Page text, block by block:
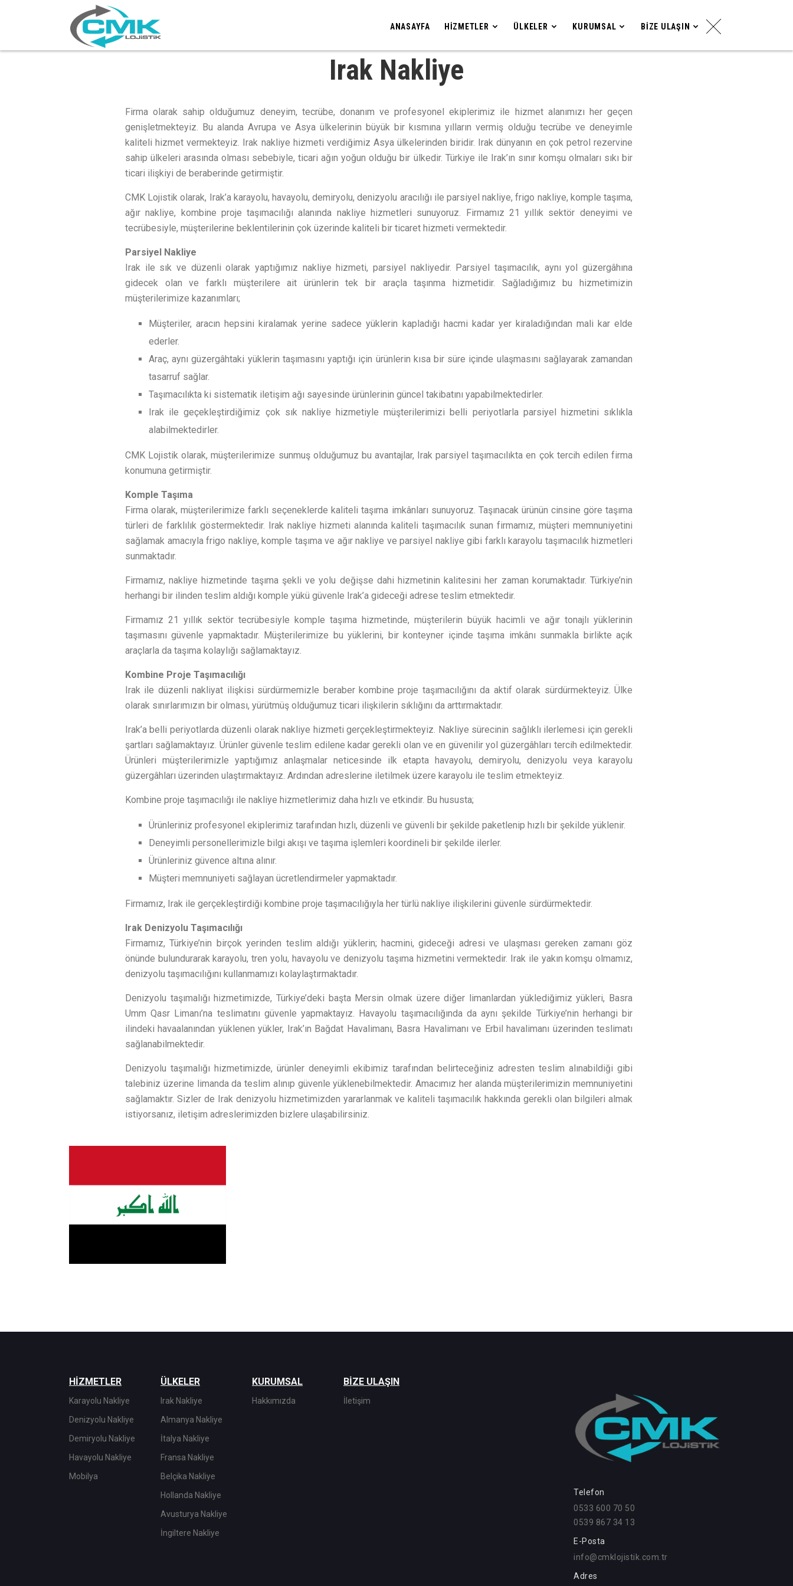
ANASAYFA HIZMETLER ÜLKELER KURUMSAL BIZE ULAŞIN
Irak Nakliye
Firma olarak sahip olduğumuz deneyim, tecrübe, donanım ve profesyonel ekiplerimiz ile hizmet alanımızı her geçen
genişletmekteyiz. Bu alanda Avrupa ve Asya ülkelerinin büyük bir kısmına yılların vermiş olduğu tecrübe ve deneyimle
kaliteli hizmet vermekteyiz. Irak nakliye hizmeti verdiğimiz Asya ülkelerinden biridir. Irak dünyanın en çok petrol rezervine
sahip ülkeleri arasında olması sebebiyle, ticari ağın yoğun olduğu bir ülkedir. Türkiye ile Irak’ın sınır komşu olmaları sıkı bir
ticari ilişkiyi de beraberinde getirmiştir.
CMK Lojistik olarak, Irak’a karayolu, havayolu, demiryolu, denizyolu aracılığı ile parsiyel nakliye, frigo nakliye, komple taşıma,
ağır nakliye, kombine proje taşımacılığı alanında nakliye hizmetleri sunuyoruz. Firmamız 21 yıllık sektör deneyimi ve
tecrübesiyle, müşterilerine beklentilerinin çok üzerinde kaliteli bir ticaret hizmeti vermektedir.
Parsiyel Nakliye
Irak ile sık ve düzenli olarak yaptığımız nakliye hizmeti, parsiyel nakliyedir. Parsiyel taşımacılık, aynı yol güzergâhına
gidecek olan ve farklı müşterilere ait ürünlerin tek bir araçla taşınma hizmetidir. Sağladığımız bu hizmetimizin
müşterilerimize kazanımları;
Müşteriler, aracın hepsini kiralamak yerine sadece yüklerin kapladığı hacmi kadar yer kiraladığından mali kar elde
ederler.
Araç, aynı güzergâhtaki yüklerin taşımasını yaptığı için ürünlerin kısa bir süre içinde ulaşmasını sağlayarak zamandan
tasarruf sağlar.
Taşımacılıkta ki sistematik iletişim ağı sayesinde ürünlerinin güncel takibatını yapabilmektedirler.
Irak ile geçekleştirdiğimiz çok sık nakliye hizmetiyle müşterilerimizi belli periyotlarla parsiyel hizmetini sıklıkla
alabilmektedirler.
CMK Lojistik olarak, müşterilerimize sunmuş olduğumuz bu avantajlar, Irak parsiyel taşımacılıkta en çok tercih edilen firma
konumuna getirmiştir.
Komple Taşıma
Firma olarak, müşterilerimize farklı seçeneklerde kaliteli taşıma imkânları sunuyoruz. Taşınacak ürünün cinsine göre taşıma
türleri de farklılık göstermektedir. Irak nakliye hizmeti alanında kaliteli taşımacılık sunan firmamız, müşteri memnuniyetini
sağlamak amacıyla frigo nakliye, komple taşıma ve ağır nakliye ve parsiyel nakliye gibi farklı karayolu taşımacılık hizmetleri
sunmaktadır.
Firmamız, nakliye hizmetinde taşıma şekli ve yolu değişse dahi hizmetinin kalitesini her zaman korumaktadır. Türkiye’nin
herhangi bir ilinden teslim aldığı komple yükü güvenle Irak’a gideceği adrese teslim etmektedir.
Firmamız 21 yıllık sektör tecrübesiyle komple taşıma hizmetinde, müşterilerin büyük hacimli ve ağır tonajlı yüklerinin
taşımasını güvenle yapmaktadır. Müşterilerimize bu yüklerini, bir konteyner içinde taşıma imkânı sunmakla birlikte açık
araçlarla da taşıma kolaylığı sağlamaktayız.
Kombine Proje Taşımacılığı
Irak ile düzenli nakliyat ilişkisi sürdürmemizle beraber kombine proje taşımacılığını da aktif olarak sürdürmekteyiz. Ülke
olarak sınırlarımızın bir olması, yürütmüş olduğumuz ticari ilişkilerin sıklığını da arttırmaktadır.
Irak’a belli periyotlarda düzenli olarak nakliye hizmeti gerçekleştirmekteyiz. Nakliye sürecinin sağlıklı ilerlemesi için gerekli
şartları sağlamaktayız. Ürünler güvenle teslim edilene kadar gerekli olan ve en güvenilir yol güzergâhları tercih edilmektedir.
Ürünleri müşterilerimizle yaptığımız anlaşmalar neticesinde ilk etapta havayolu, demiryolu, denizyolu veya karayolu
güzergâhları üzerinden ulaştırmaktayız. Ardından adreslerine iletilmek üzere karayolu ile teslim etmekteyiz.
Kombine proje taşımacılığı ile nakliye hizmetlerimiz daha hızlı ve etkindir. Bu hususta;
Ürünleriniz profesyonel ekiplerimiz tarafından hızlı, düzenli ve güvenli bir şekilde paketlenip hızlı bir şekilde yüklenir.
Deneyimli personellerimizle bilgi akışı ve taşıma işlemleri koordineli bir şekilde ilerler.
Ürünleriniz güvence altına alınır.
Müşteri memnuniyeti sağlayan ücretlendirmeler yapmaktadır.
Firmamız, Irak ile gerçekleştirdiği kombine proje taşımacılığıyla her türlü nakliye ilişkilerini güvenle sürdürmektedir.
Irak Denizyolu Taşımacılığı
Firmamız, Türkiye’nin birçok yerinden teslim aldığı yüklerin; hacmini, gideceği adresi ve ulaşması gereken zamanı göz
önünde bulundurarak karayolu, tren yolu, havayolu ve denizyolu taşıma hizmetini vermektedir. Irak ile yakın komşu olmamız,
denizyolu taşımacılığını kullanmamızı kolaylaştırmaktadır.
Denizyolu taşımalığı hizmetimizde, Türkiye’deki başta Mersin olmak üzere diğer limanlardan yüklediğimiz yükleri, Basra
Umm Qasr Limanı’na teslimatını güvenle yapmaktayız. Havayolu taşımacılığında da aynı şekilde Türkiye’nin herhangi bir
ilindeki havaalanından yüklenen yükler, Irak’ın Bağdat Havalimanı, Basra Havalimanı ve Erbil havalimanı üzerinden teslimatı
sağlanabilmektedir.
Denizyolu taşımalığı hizmetimizde, ürünler deneyimli ekibimiz tarafından belirteceğiniz adresten teslim alınabildiği gibi
talebiniz üzerine limanda da teslim alınıp güvenle yüklenebilmektedir. Amacımız her alanda müşterilerimizin memnuniyetini
sağlamaktır. Sizler de Irak denizyolu hizmetimizden yararlanmak ve kaliteli taşımacılık hakkında gerekli olan bilgileri almak
istiyorsanız, iletişim adreslerimizden bizlere ulaşabilirsiniz.
HİZMETLER
Karayolu Nakliye
Denizyolu Nakliye
Demiryolu Nakliye
Havayolu Nakliye
Mobilya
ÜLKELER
Irak Nakliye
Almanya Nakliye
İtalya Nakliye
Fransa Nakliye
Belçika Nakliye
Hollanda Nakliye
Avusturya Nakliye
İngiltere Nakliye
KURUMSAL
Hakkımızda
BİZE ULAŞIN
İletişim
Telefon
0533 600 70 50
0539 867 34 13
E-Posta
info@cmklojistik.com.tr
Adres